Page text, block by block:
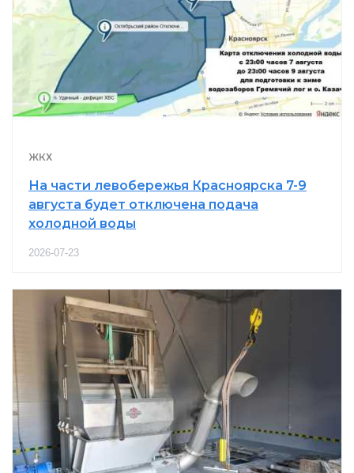
ЖКХ
На части левобережья Красноярска 7-9
августа будет отключена подача
холодной воды
2026-07-23